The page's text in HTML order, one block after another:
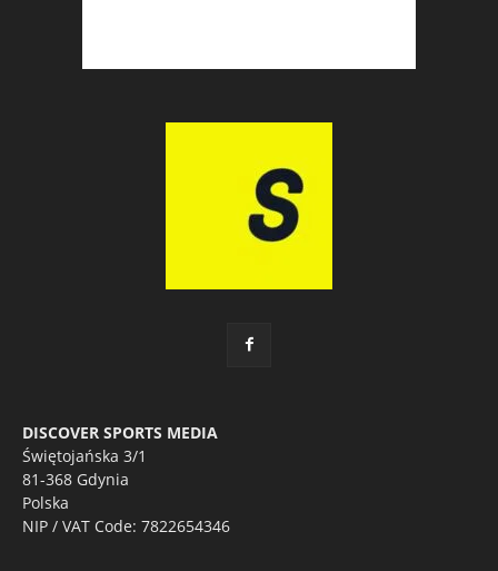
DISCOVER SPORTS MEDIA
Świętojańska 3/1
81-368 Gdynia
Polska
NIP / VAT Code: 7822654346